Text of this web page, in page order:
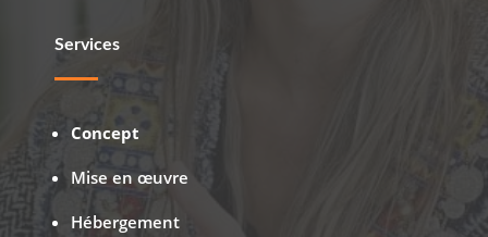
Services
Concept
Mise en œuvre
Hébergement